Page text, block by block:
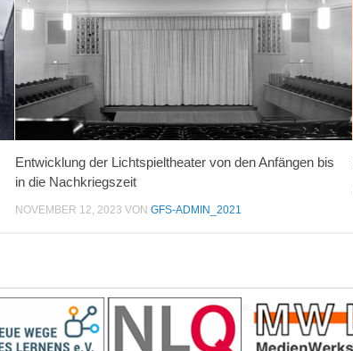
Entwicklung der Lichtspieltheater von den Anfängen bis
in die Nachkriegszeit
NOVEMBER 12, 2023 VON GFS-ADMIN_2021